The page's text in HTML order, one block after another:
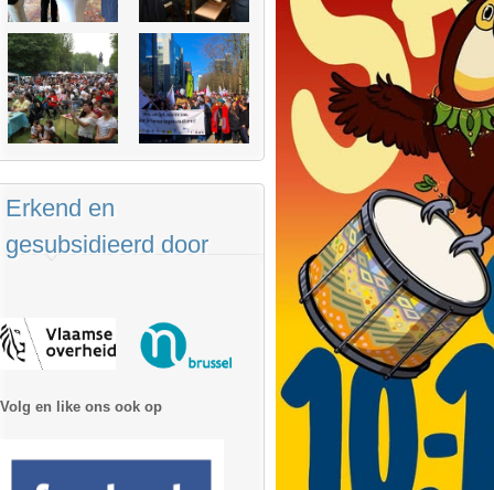
Erkend en
gesubsidieerd door
Volg en like ons ook op